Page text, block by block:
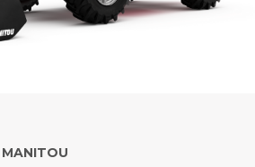
MANITOU